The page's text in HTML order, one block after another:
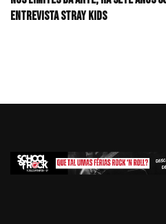
Entrevista Stray Kids